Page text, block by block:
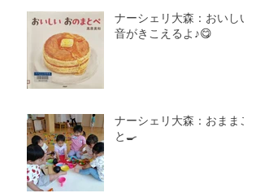
ナーシェリ大森：おいしい
音がきこえるよ♪😋
ナーシェリ大森：おままご
と🍳